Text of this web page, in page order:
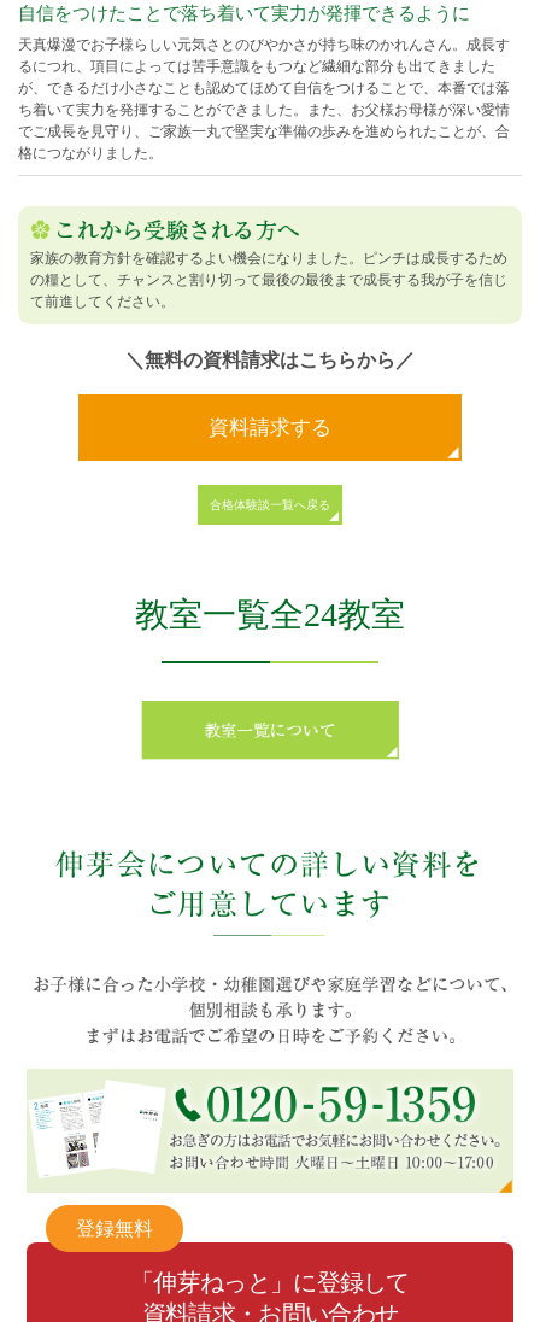
自信をつけたことで落ち着いて実力が発揮できるように
天真爆漫でお子様らしい元気さとのびやかさが持ち味のかれんさん。成長す
るにつれ、項目によっては苦手意識をもつなど繊細な部分も出てきました
が、できるだけ小さなことも認めてほめて自信をつけることで、本番では落
ち着いて実力を発揮することができました。また、お父様お母様が深い愛情
でご成長を見守り、ご家族一丸で堅実な準備の歩みを進められたことが、合
格につながりました。
家族の教育方針を確認するよい機会になりました。ピンチは成長するため
の糧として、チャンスと割り切って最後の最後まで成長する我が子を信じ
て前進してください。
＼無料の資料請求はこちらから／
資料請求する
合格体験談一覧へ戻る
教室一覧全24教室
登録無料
「伸芽ねっと」に登録して
資料請求・お問い合わせ